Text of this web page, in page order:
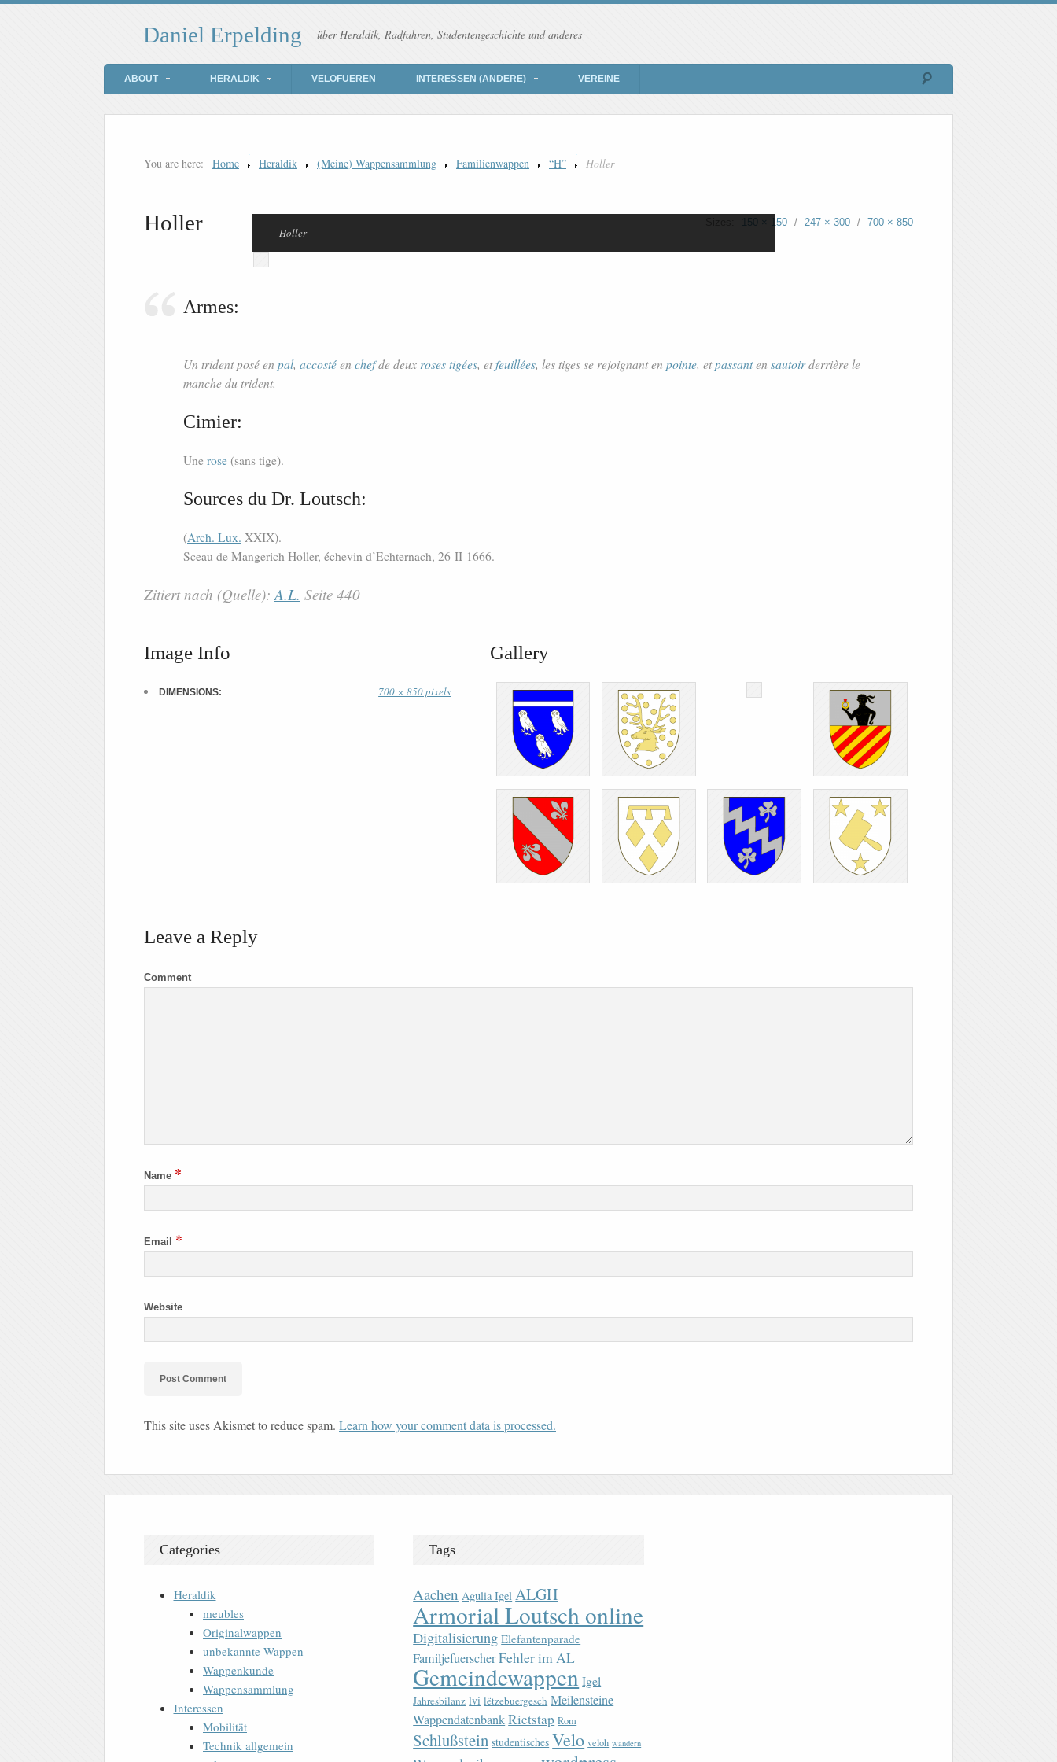
Daniel Erpelding über Heraldik, Radfahren, Studentengeschichte und anderes
ABOUT HERALDIK VELOFUEREN INTERESSEN (ANDERE) VEREINE
You are here: Home Heraldik (Meine) Wappensammlung Familienwappen “H” Holler
Holler 150 × 150 / 247 × 300 / 700 × 850
Holler
Armes:
Un trident posé en pal, accostéen chefde deuxrosestigées, etfeuillées, les tiges se rejoignant en pointe, etpassanten sautoirderrière le
manche du trident.
Cimier:
Une rose (sans tige).
Sources du Dr. Loutsch:
(Arch. Lux. XXIX).
Sceau de Mangerich Holler, échevin d’Echternach, 26-II-1666.
Zitiert nach (Quelle):A.L. Seite 440
Image Info
DIMENSIONS: 700 × 850 pixels
Gallery
Leave a Reply
Comment
Name *
Email *
Website
This site uses Akismet to reduce spam. Learn how your comment data is processed.
Categories
Heraldik
meubles
Originalwappen
unbekannte Wappen
Wappenkunde
Wappensammlung
Interessen
Mobilität
Technik allgemein
Tags
Aachen Agulia Igel ALGH
Armorial Loutsch online
Digitalisierung Elefantenparade
FamiljefuerscherFehler im AL
Gemeindewappen Igel
Jahresbilanz lvi lëtzebuergesch Meilensteine
WappendatenbankRietstap Rom
Schlußstein studentisches Velo veloh wandern